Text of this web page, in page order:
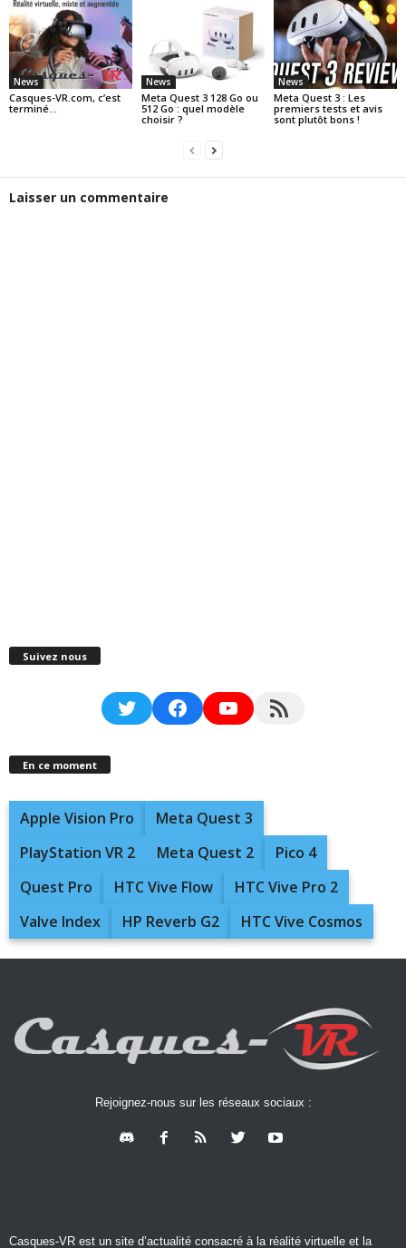
News
Casques-VR.com, c’est
terminé…
News
Meta Quest 3 128 Go ou
512 Go : quel modèle
choisir ?
News
Meta Quest 3 : Les
premiers tests et avis
sont plutôt bons !
Laisser un commentaire
Suivez nous
TwitterFacebookYouTubeRSS Feed
En ce moment
Apple Vision Pro
Meta Quest 3
PlayStation VR 2
Meta Quest 2
Pico 4
Quest Pro
HTC Vive Flow
HTC Vive Pro 2
Valve Index
HP Reverb G2 HTC Vive Cosmos
Rejoignez-nous sur les réseaux sociaux :
Casques-VR est un site d’actualité consacré à la réalité virtuelle et la